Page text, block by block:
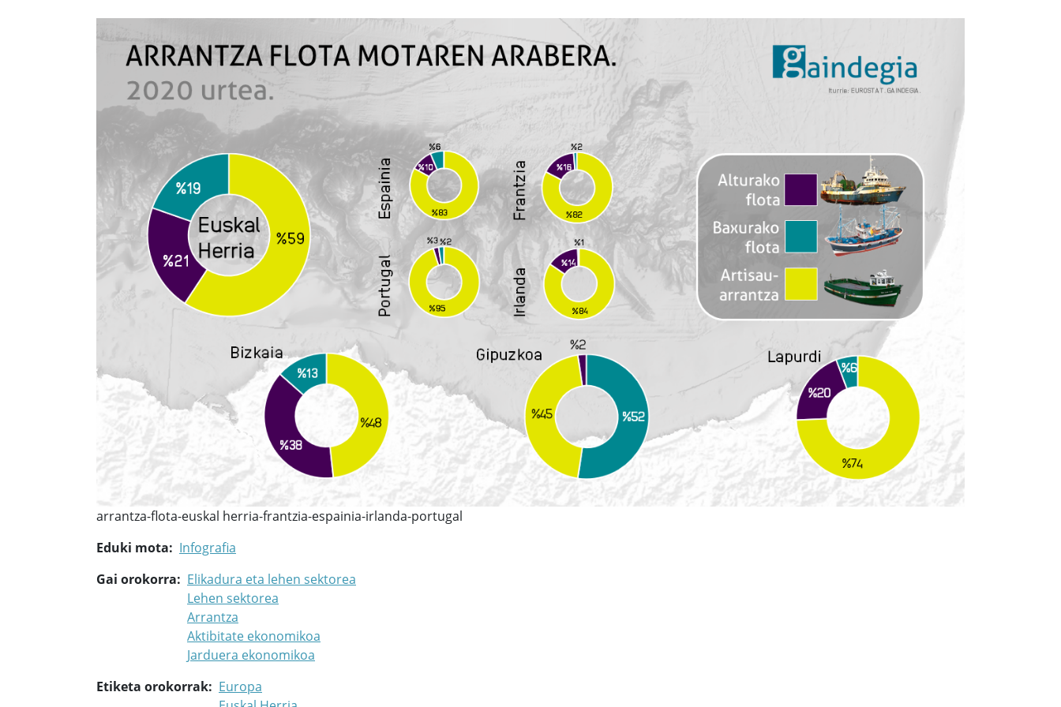
arrantza-flota-euskal herria-frantzia-espainia-irlanda-portugal
Eduki mota
Infografia
Gai orokorra
Elikadura eta lehen sektorea
Lehen sektorea
Arrantza
Aktibitate ekonomikoa
Jarduera ekonomikoa
Etiketa orokorrak
Europa